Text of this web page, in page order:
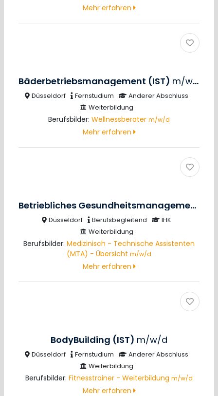
Mehr erfahren
Bäderbetriebsmanagement (IST) m/w/d
Düsseldorf Fernstudium
Anderer Abschluss
Weiterbildung
Berufsbilder: Wellnessberater m/w/d
Mehr erfahren
Betriebliches Gesundheitsmanagement (IHK)
Düsseldorf Berufsbegleitend
IHK
Weiterbildung
Berufsbilder: Medizinisch - Technische Assistenten
(MTA) - Übersicht m/w/d
Mehr erfahren
BodyBuilding (IST) m/w/d
Düsseldorf Fernstudium
Anderer Abschluss
Weiterbildung
Berufsbilder: Fitnesstrainer - Weiterbildung m/w/d
Mehr erfahren